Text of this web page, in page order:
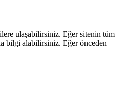
ulaşabilirsiniz. Eğer sitenin tüm
bilgi alabilirsiniz. Eğer önceden